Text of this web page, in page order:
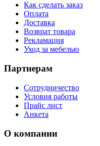
Как сделать заказ
Оплата
Доставка
Возврат товара
Рекламация
Уход за мебелью
Партнерам
Сотрудничество
Условия работы
Прайс лист
Анкета
О компании